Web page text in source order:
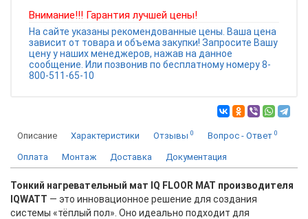
Внимание!!! Гарантия лучшей цены!
На сайте указаны рекомендованные цены. Ваша цена
зависит от товара и объема закупки! Запросите Вашу
цену у наших менеджеров, нажав на данное
сообщение. Или позвонив по бесплатному номеру 8-
800-511-65-10
Описание Характеристики Отзывы 0 Вопрос - Ответ 0
Оплата Монтаж Доставка Документация
Тонкий нагревательный мат IQ FLOOR MAT производителя
IQWATT — это инновационное решение для создания
системы «тёплый пол». Оно идеально подходит для